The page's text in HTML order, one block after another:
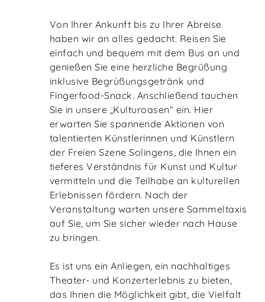
Von Ihrer Ankunft bis zu Ihrer Abreise
haben wir an alles gedacht. Reisen Sie
einfach und bequem mit dem Bus an und
genießen Sie eine herzliche Begrüßung
inklusive Begrüßungsgetränk und
Fingerfood-Snack. Anschließend tauchen
Sie in unsere „Kulturoasen“ ein. Hier
erwarten Sie spannende Aktionen von
talentierten Künstlerinnen und Künstlern
der Freien Szene Solingens, die Ihnen ein
tieferes Verständnis für Kunst und Kultur
vermitteln und die Teilhabe an kulturellen
Erlebnissen fördern. Nach der
Veranstaltung warten unsere Sammeltaxis
auf Sie, um Sie sicher wieder nach Hause
zu bringen.
Es ist uns ein Anliegen, ein nachhaltiges
Theater- und Konzerterlebnis zu bieten,
das Ihnen die Möglichkeit gibt, die Vielfalt